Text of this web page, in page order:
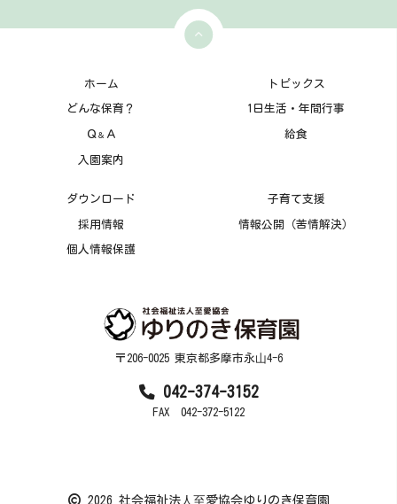
ホーム トピックス
どんな保育？ 1日生活・年間行事
Ｑ ＆ Ａ 給食
入園案内
ダウンロード 子育て支援
採用情報 情報公開（苦情解決）
個人情報保護
〒206-0025 東京都多摩市永⼭4-6
042-374-3152
FAX 042-372-5122
2026 社会福祉法⼈⾄愛協会ゆりのき保育園